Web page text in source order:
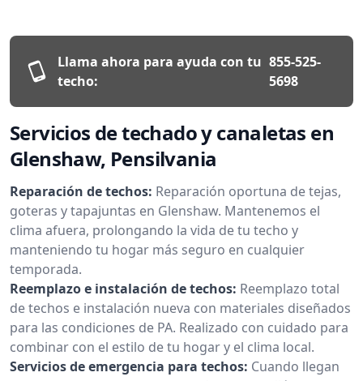
Llama ahora para ayuda con tu
techo:
855-525-
5698
Servicios de techado y canaletas en
Glenshaw, Pensilvania
Reparación de techos: Reparación oportuna de tejas,
goteras y tapajuntas en Glenshaw. Mantenemos el
clima afuera, prolongando la vida de tu techo y
manteniendo tu hogar más seguro en cualquier
temporada.
Reemplazo e instalación de techos: Reemplazo total
de techos e instalación nueva con materiales diseñados
para las condiciones de PA. Realizado con cuidado para
combinar con el estilo de tu hogar y el clima local.
Servicios de emergencia para techos: Cuando llegan